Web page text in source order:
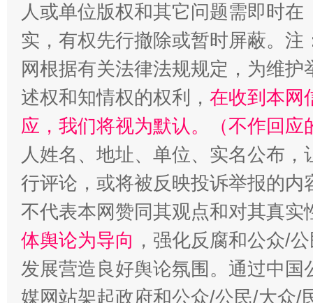
人或单位版权和其它问题需即时在
实，有权先行撤除或暂时屏蔽。
网根据有关法律法规规定，为维
述权和知情权的权利， 在收到本网
应，我们将视为默认。（不作回应
人姓名、地址、单位、实名公布
行评论，或将被反映投诉举报的
不代表本网赞同其观点和对其真实
体舆论为导向 ，强化反腐和公众/
发展营造良好舆论氛围。通过中
媒网站架起政府和公众/公民/大众/